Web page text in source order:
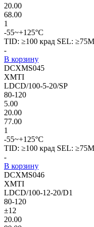
20.00
68.00
1
-55~+125°C
TID: ≥100 крад SEL:
-
В корзину
DCXMS045
XMTI
LDCD/100-5-20/SP
80-120
5.00
20.00
77.00
1
-55~+125°C
TID: ≥100 крад SEL:
-
В корзину
DCXMS046
XMTI
LDCD/100-12-20/D1
80-120
±12
20.00